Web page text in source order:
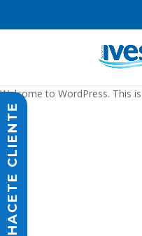
HACETE CLIENTE
Welcome to WordPress. This